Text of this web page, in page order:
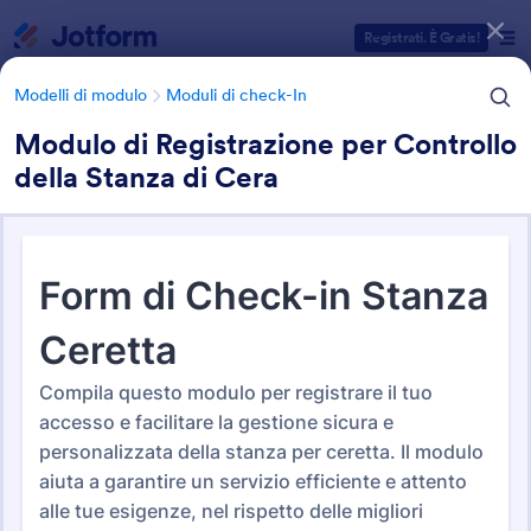
Registrati. È Gratis!
Modelli di modulo Moduli di check-In
Modulo di Registrazione per Controllo
della Stanza di Cera
Moduli di check-In
14 Template
Categorie Template Moduli